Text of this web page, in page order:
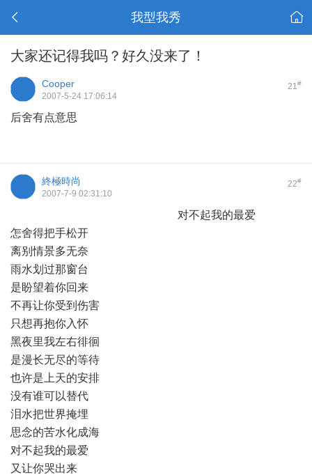
我型我秀
大家还记得我吗？好久没来了！
21#
Cooper
2007-5-24 17:06:14
后舍有点意思
22#
終極時尚
2007-7-9 02:31:10
对不起我的最爱
怎舍得把手松开
离别情景多无奈
雨水划过那窗台
是盼望着你回来
不再让你受到伤害
只想再抱你入怀
黑夜里我左右徘徊
是漫长无尽的等待
也许是上天的安排
没有谁可以替代
泪水把世界掩埋
思念的苦水化成海
对不起我的最爱
又让你哭出来